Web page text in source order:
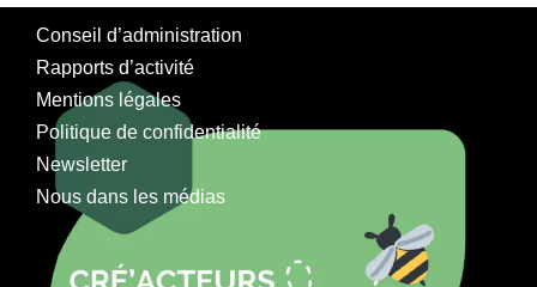
Conseil d’administration
Rapports d’activité
Mentions légales
Politique de confidentialité
Newsletter
Nous dans les médias